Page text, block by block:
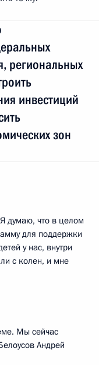
региональных
инвестиций
зон
думаю, что в целом
для поддержки
у нас, внутри
с колен, и мне
Мы сейчас
Андрей